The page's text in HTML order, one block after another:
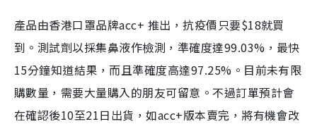
產品由香港口罩品牌acc+ 推出，抗疫價只要$18就買
到。測試劑以採集鼻液作檢測，準確度達99.03%，最快
15分鐘知道結果，而且準確度高達97.25%。目前未有限
購數量，需要大量購入的朋友可留意。不過訂單預計會
在確認後10至21日出貨，如acc+版本賣完，將有機會改